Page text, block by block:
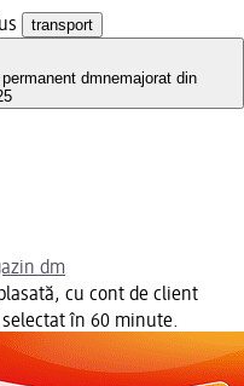
transport
dmnemajorat din
dm
cu cont de client
în 60 minute.